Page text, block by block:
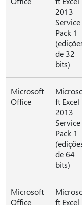
2013
Service
Pack 1
de 32
bits)
Microsoft
Office
ft Excel
2013
Service
Pack 1
de 64
bits)
Microsoft
Office
ft Excel